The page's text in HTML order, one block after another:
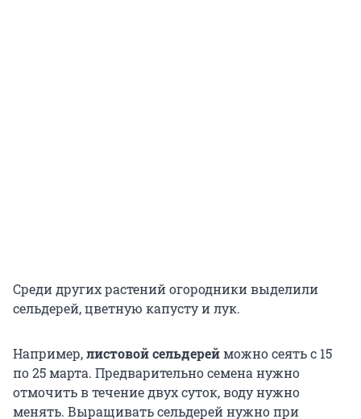
Среди других растений огородники выделили
сельдерей, цветную капусту и лук.
Например,листовой сельдерейможно сеять с 15
по 25 марта. Предварительно семена нужно
отмочить в течение двух суток, воду нужно
менять. Выращивать сельдерей нужно при